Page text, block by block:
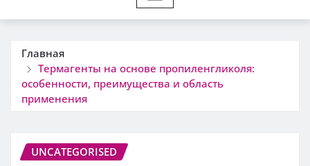
Главная
Термагенты на основе пропиленгликоля:
особенности, преимущества и область
применения
UNCATEGORISED